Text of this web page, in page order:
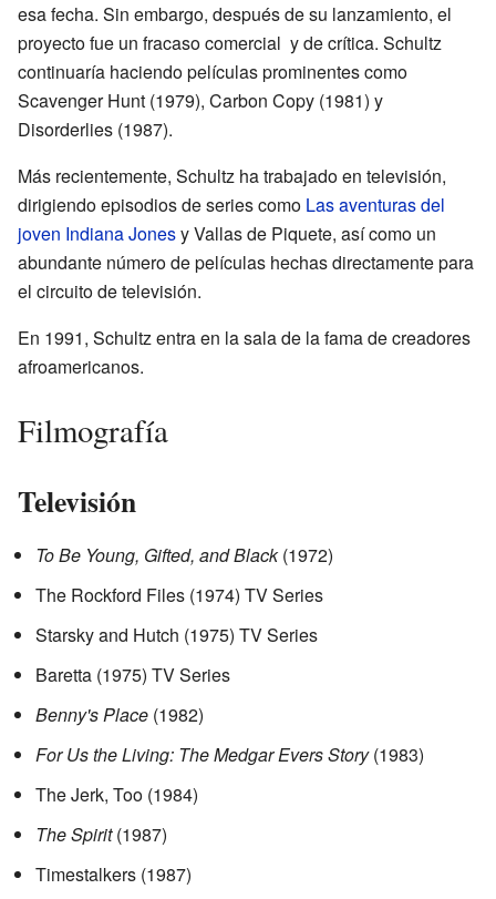
esa fecha. Sin embargo, después de su lanzamiento, el
proyecto fue un fracaso comercial y de crítica. Schultz
continuaría haciendo películas prominentes como
Scavenger Hunt (1979), Carbon Copy (1981) y
Disorderlies (1987).
Más recientemente, Schultz ha trabajado en televisión,
dirigiendo episodios de series como Las aventuras del
joven Indiana Jonesy Vallas de Piquete, así como un
abundante número de películas hechas directamente para
el circuito de televisión.
En 1991, Schultz entra en la sala de la fama de creadores
afroamericanos.
Filmografía
Televisión
To Be Young, Gifted, and Black(1972)
The Rockford Files (1974) TV Series
Starsky and Hutch (1975) TV Series
Baretta (1975) TV Series
Benny's Place (1982)
For Us the Living: The Medgar Evers Story(1983)
The Jerk, Too (1984)
The Spirit(1987)
Timestalkers (1987)